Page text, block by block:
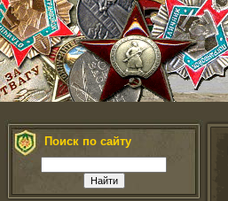
Поиск по сайту